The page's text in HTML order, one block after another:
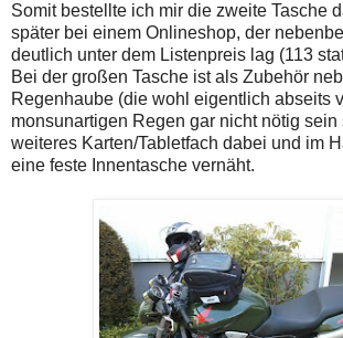
Somit bestellte ich mir die zweite Tasche
später bei einem Onlineshop, der
deutlich unter dem Listenpreis lag (113
Bei der großen Tasche ist als Zubehör
Regenhaube (die wohl eigentlich abseits
monsunartigen Regen gar nicht nötig sein
weiteres Karten/Tabletfach dabei und im
eine feste Innentasche vernäht.